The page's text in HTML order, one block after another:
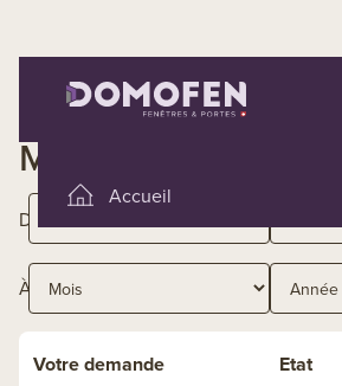
Accueil
Demander une offre
Modifier une demande d’offre
Confirmer une offre
Mes demandes
De
À
Votre demande Etat